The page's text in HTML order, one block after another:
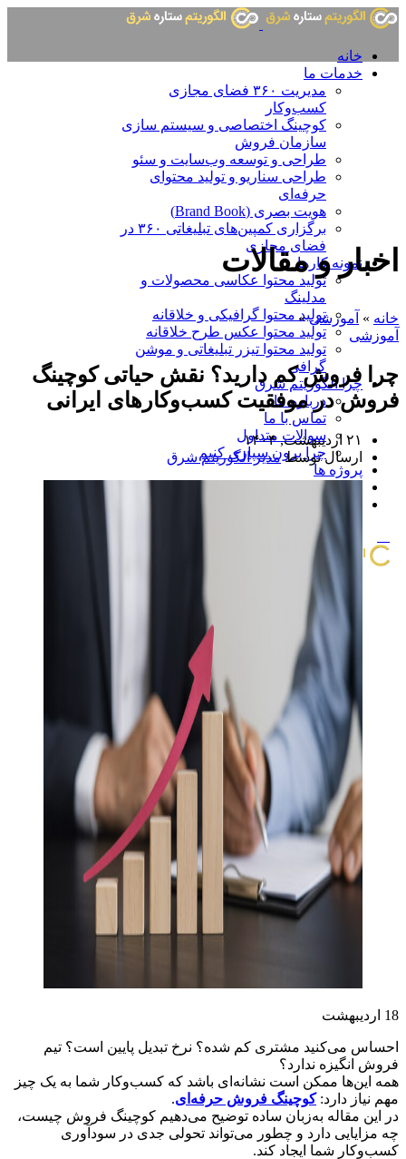
خانه
خدمات ما
مدیریت ۳۶۰ فضای مجازی
کسب‌وکار
کوچینگ اختصاصی و سیستم سازی
سازمان فروش
طراحی و توسعه وب‌سایت و سئو
طراحی سناریو و تولید محتوای
حرفه‌ای
هویت بصری (Brand Book)
برگزاری کمپین‌های تبلیغاتی ۳۶۰ در
فضای مجازی
نمونه کارها
تولید محتوا عکاسی محصولات و
مدلینگ
تولید محتوا گرافیکی و خلاقانه
تولید محتوا عکس طرح خلاقانه
تولید محتوا تیزر تبلیغاتی و موشن
گرافی
چرا الگوریتم شرق
درباره ما
تماس با ما
سوالات متداول
چرا برون سپاری کنیم
پروژه ها
اخبار و مقالات
مشاوره و استعلام قیمت
اخبار و مقالات
خانه » آموزشی»
آموزشی
چرا فروش کم دارید؟ نقش حیاتی کوچینگ
فروش در موفقیت کسب‌وکارهای ایرانی
۲۱ اردیبهشت, ۱۴۰۴
ارسال توسطمدیر الگوریتم شرق
18 اردیبهشت
احساس می‌کنید مشتری کم شده؟ نرخ تبدیل پایین است؟ تیم
فروش انگیزه ندارد؟
همه این‌ها ممکن است نشانه‌ای باشد که کسب‌وکار شما به یک چیز
مهم نیاز دارد:کوچینگ فروش حرفه‌ای.
در این مقاله به‌زبان ساده توضیح می‌دهیم کوچینگ فروش چیست،
چه مزایایی دارد و چطور می‌تواند تحولی جدی در سودآوری
کسب‌وکار شما ایجاد کند.